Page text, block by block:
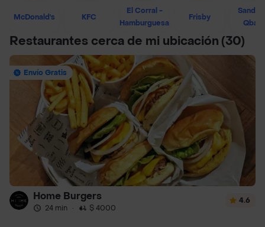
McDonald's KFC
El Corral -
Hamburguesa
Frisby
Restaurantes cerca de mi ubicación (30)
Envío Gratis
Home Burgers
24 min · $ 4000
4.6